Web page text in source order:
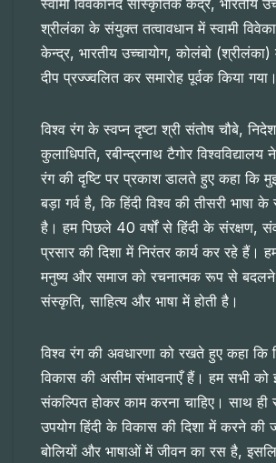
स्वामी विवेकानंद सांस्कृतिक केंद्र, भारतीय
श्रीलंका के संयुक्त तत्वावधान में स्वामी
केन्द्र, भारतीय उच्चायोग, कोलंबो (श्रीलंका) में
दीप प्रज्ज्वलित कर समारोह पूर्वक किया गया।
विश्व रंग के स्वप्न दृष्टा श्री संतोष चौबे,
कुलाधिपति, रबीन्द्रनाथ टैगोर विश्वविद्यालय
रंग की दृष्टि पर प्रकाश डालते हुए कहा कि
बड़ा गर्व है, कि हिंदी विश्व की तीसरी भाषा
है। हम पिछले 40 वर्षों से हिंदी के संरक्षण,
प्रसार की दिशा में निरंतर कार्य कर रहे हैं।
मनुष्य और समाज को रचनात्मक रूप से
संस्कृति, साहित्य और भाषा में होती है।
विश्व रंग की अवधारणा को रखते हुए कहा कि
विकास की असीम संभावनाएँ हैं। हम सभी को
संकल्पित होकर काम करना चाहिए। साथ
उपयोग हिंदी के विकास की दिशा में करने की
बोलियों और भाषाओं में जीवन का रस है,